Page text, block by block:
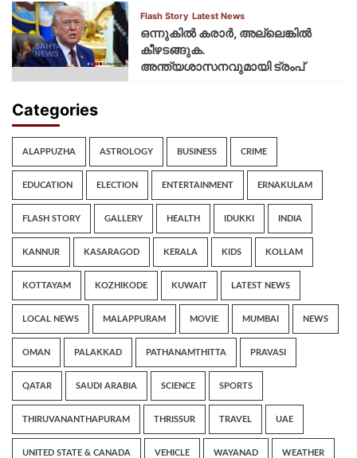
Flash Story Latest News
ഒന്നുകില്‍ കരാര്‍, അല്ലെങ്കില്‍
കീഴടങ്ങുക.
അന്ത്യശാസനവുമായി ട്രംപ്
Categories
ALAPPUZHA ASTROLOGY BUSINESS CRIME
EDUCATION ELECTION ENTERTAINMENT ERNAKULAM
FLASH STORY GALLERY HEALTH IDUKKI INDIA
KANNUR KASARAGOD KERALA KIDS KOLLAM
KOTTAYAM KOZHIKODE KUWAIT LATEST NEWS
LOCAL NEWS MALAPPURAM MOVIE MUMBAI NEWS
OMAN PALAKKAD PATHANAMTHITTA PRAVASI
QATAR SAUDI ARABIA SCIENCE SPORTS
THIRUVANANTHAPURAM THRISSUR TRAVEL UAE
UNITED STATE & CANADA VEHICLE WAYANAD WEATHER